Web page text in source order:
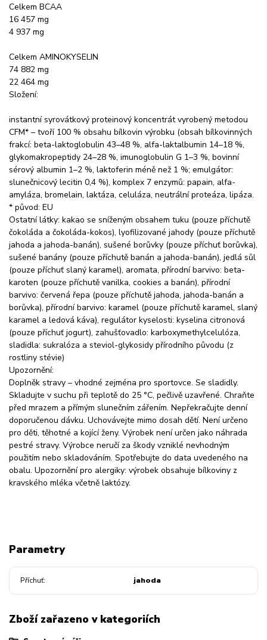
Celkem BCAA
16 457 mg
4 937 mg
Celkem AMINOKYSELIN
74 882 mg
22 464 mg
Složení:
instantní syrovátkový proteinový koncentrát vyrobený metodou
CFM* – tvoří 100 % obsahu bílkovin výrobku (obsah bílkovinných
frakcí: beta-laktoglobulin 43–48 %, alfa-laktalbumin 14–18 %,
glykomakropeptidy 24–28 %, imunoglobulin G 1–3 %, bovinní
sérový albumin 1–2 %, laktoferin méně než 1 %; emulgátor:
slunečnicový lecitin 0,4 %), komplex 7 enzymů: papain, alfa-
amyláza, bromelain, laktáza, celuláza, neutrální proteáza, lipáza.
* původ: EU
Ostatní látky: kakao se sníženým obsahem tuku (pouze příchutě
čokoláda a čokoláda-kokos), lyofilizované jahody (pouze příchutě
jahoda a jahoda-banán), sušené borůvky (pouze příchuť borůvka),
sušené banány (pouze příchutě banán a jahoda-banán), jedlá sůl
(pouze příchuť slaný karamel), aromata, přírodní barvivo: beta-
karoten (pouze příchutě vanilka, cookies a banán), přírodní
barvivo: červená řepa (pouze příchutě jahoda, jahoda-banán a
borůvka), přírodní barvivo: karamel (pouze příchutě karamel, slaný
karamel a ledová káva), regulátor kyselosti: kyselina citronová
(pouze příchuť jogurt), zahušťovadlo: karboxymethylcelulóza,
sladidla: sukralóza a steviol-glykosidy přírodního původu (z
rostliny stévie)
Upozornění:
Doplněk stravy – vhodné zejména pro sportovce. Se sladidly.
Skladujte v suchu při teplotě do 25 °C, pečlivě uzavřené. Chraňte
před mrazem a přímým slunečním zářením. Nepřekračujte denní
doporučenou dávku. Uchovávejte mimo dosah dětí. Není určeno
pro děti, těhotné a kojící ženy. Výrobek není určen jako náhrada
pestré stravy. Výrobce neručí za škody vzniklé nevhodným
použitím nebo skladováním. Spotřebujte do data uvedeného na
obalu. Upozornění pro alergiky: výrobek obsahuje bílkoviny z
kravského mléka včetně laktózy.
Parametry
Příchuť jahoda
Zboží zařazeno v kategoriích